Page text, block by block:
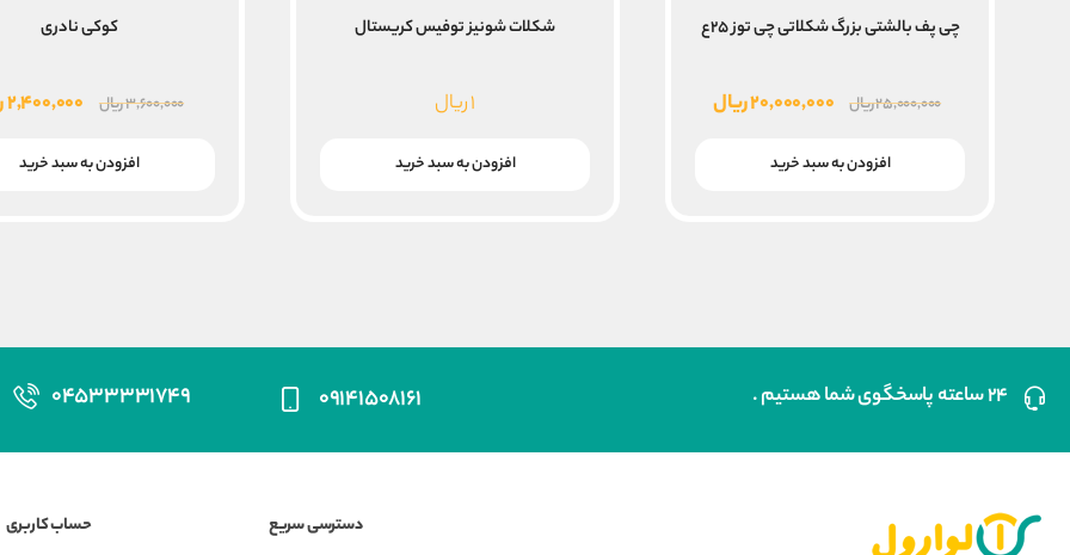
چی پف بالشتی بزرگ شکلاتی چی توز ۲۵ع
۲۵,۰۰۰,۰۰۰ریال قیمت
۲۰,۰۰۰,۰۰۰ریالقیمت
افزودن به سبد خرید
شکلات شونیز توفیس کریستال
۱ریال
افزودن به سبد خرید
کوکی نادری
۳,۶۰۰,۰۰۰ریال
قیمت
۲,۴۰۰,۰۰۰
افزودن به سبد خرید
۲۴ ساعته پاسخگوی شما هستیم . ۰۹۱۴۱۵۰۸۱۶۱ ۰۴۵۳۳۳۳۱۷۴۹
دسترسی سریع حساب کاربری